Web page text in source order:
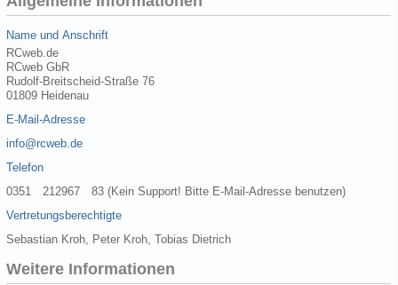
Name und Anschrift
RCweb.de
RCweb GbR
Rudolf-Breitscheid-Straße 76
01809 Heidenau
E-Mail-Adresse
info@rcweb.de
Telefon
0351 212967 83 (Kein Support! Bitte E-Mail-Adresse benutzen)
Vertretungsberechtigte
Sebastian Kroh, Peter Kroh, Tobias Dietrich
Weitere Informationen